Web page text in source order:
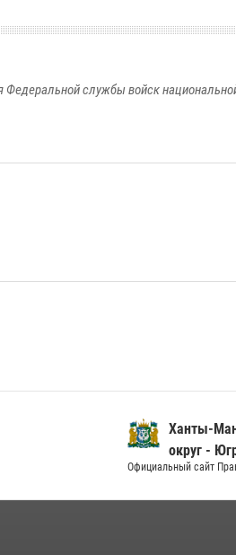
службы войск
Ханты-
округ -
Официальный сайт